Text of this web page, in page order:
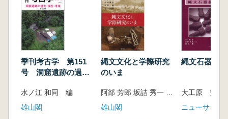
(光石鳴巳)
関東 花見山遺跡と橋立岩陰(坂本 彰)
中部 神子柴遺跡と石小屋洞穴(堤 隆)
北陸 小瀬ヶ沢洞窟と室屋洞窟(小熊博史)
東北 日向洞穴と北町遺跡(長井謙治)
東北 大平山元Ⅰ遺跡(谷口康浩)
(夏木大吾)
第4部 ユーラシアの旧石器/新石器の移行期
季刊考古学 第151
号 洞窟遺跡の過
水ノ江 和同 編
雄山閣
縄文文化と学際研究
のいま
阿部 芳郎 坂詰 秀一 山田 康弘 米田 穣 佐々木 由香 編
雄山閣
縄文石器提要
ニューサイエ